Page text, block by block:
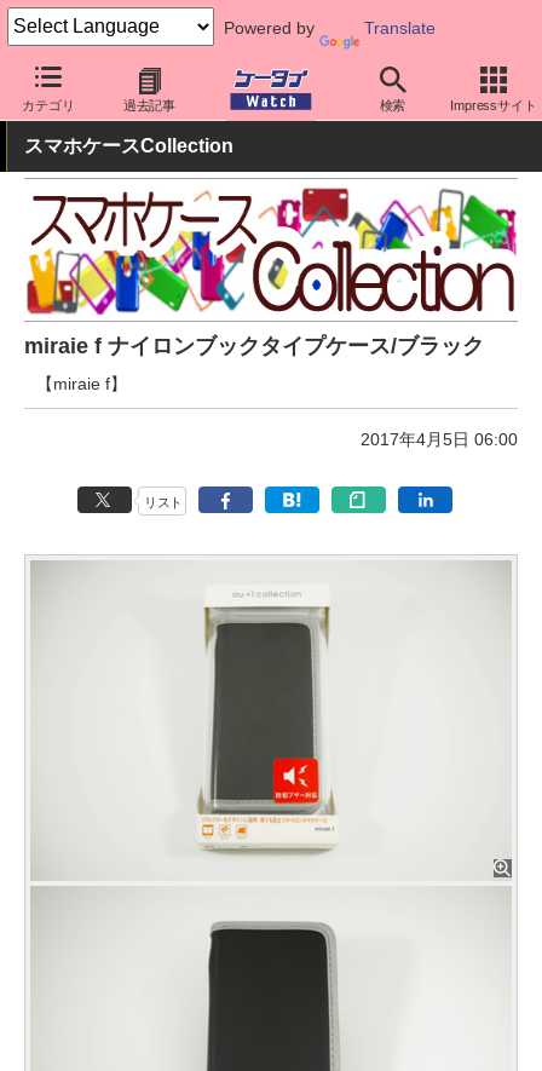
Powered by Translate
カテゴリ 過去記事 検索 Impressサイト
ケータイ Watch 周辺機器/アクセサリー スマホケース
スマホケースCollection
miraie f ナイロンブックタイプケース/ブラック
【miraie f】
2017年4月5日 06:00
リスト